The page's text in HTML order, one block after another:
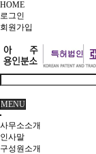
HOME
로그인
회원 가입
MENU
사무소소개
인사말
구성원소개